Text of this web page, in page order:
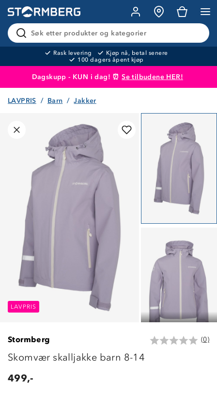
Søk etter produkter og kategorier
Rask levering
Kjøp nå, betal senere
100 dagers åpent kjøp
Dagskupp - KUN i dag! ⏰Se tilbudene HER!
Produktet er lagt i handlekurven
LAVPRIS Barn Jakker
LAVPRIS LAVPRIS
LAVPRIS
Stormberg (0)
Skomvær skalljakke barn 8-14
499,-